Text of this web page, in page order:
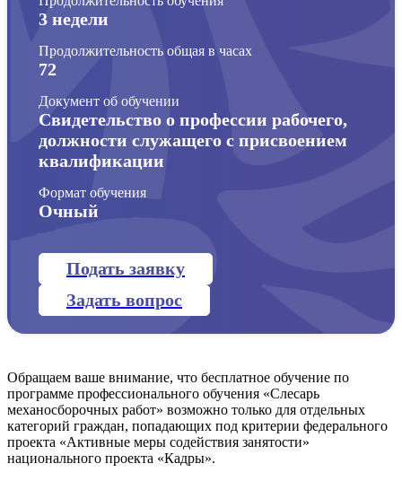
3 недели
Продолжительность общая в часах
72
Документ об обучении
Свидетельство о профессии рабочего,
должности служащего с присвоением
квалификации
Формат обучения
Очный
Подать заявку
Задать вопрос
Обращаем ваше внимание, что бесплатное обучение по
программе профессионального обучения «Слесарь
механосборочных работ» возможно только для отдельных
категорий граждан, попадающих под критерии федерального
проекта «Активные меры содействия занятости»
национального проекта «Кадры».